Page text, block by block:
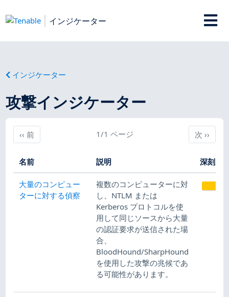
インジケーター
インジケーター
攻撃インジケーター
‹‹前前 1/1 ページ 次
次 ››
名前 説明 深刻度
大量のコンピュー
ターに対する偵察
複数のコンピューターに対
し、NTLM または
Kerberos プロトコルを使
用して同じソースから大量
の認証要求が送信された場
合、
BloodHound/SharpHound
を使用した攻撃の兆候であ
る可能性があります。